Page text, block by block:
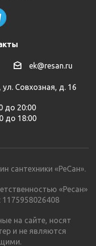
ek@resan.ru
ул. Совхозная, д. 16
до 20:00
до 18:00
сантехники «РеСан».
«Ресан»
на сайте, носят
и не являются